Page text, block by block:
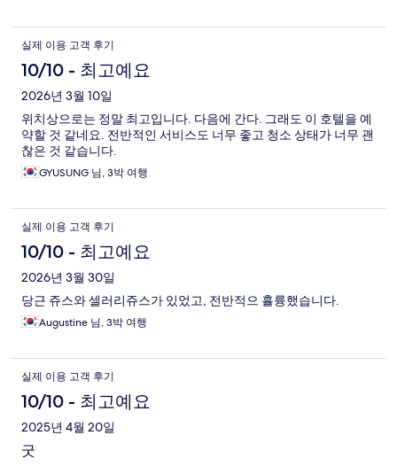
실제 이용 고객 후기
10/10 - 최고예요
2026년 3월 10일
위치상으로는 정말 최고입니다. 다음에 간다. 그래도 이 호텔을 예
약할 것 같네요. 전반적인 서비스도 너무 좋고 청소 상태가 너무 괜
찮은 것 같습니다.
GYUSUNG 님, 3박 여행
실제 이용 고객 후기
10/10 - 최고예요
2026년 3월 30일
당근 쥬스와 셀러리쥬스가 있었고, 전반적으 휼륭했습니다.
Augustine 님, 3박 여행
실제 이용 고객 후기
10/10 - 최고예요
2025년 4월 20일
굿